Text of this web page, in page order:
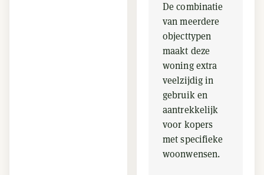
De combinatie
van meerdere
objecttypen
maakt deze
woning extra
veelzijdig in
gebruik en
aantrekkelijk
voor kopers
met specifieke
woonwensen.